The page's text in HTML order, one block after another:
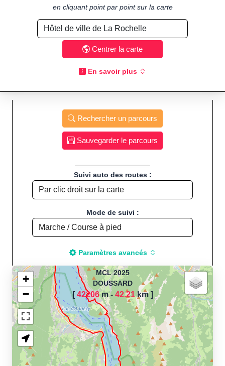
en cliquant point par point sur la carte
Centrer la carte
En savoir plus
Rechercher un parcours
Sauvegarder le parcours
Suivi auto des routes :
Mode de suivi :
Paramètres avancés
Chargement de la carte
pour calculer la distance
de votre parcours sportif
(Footing, Jogging, Course à
MCL 2025
DOUSSARD
[42206m - 42.21km]
+
−